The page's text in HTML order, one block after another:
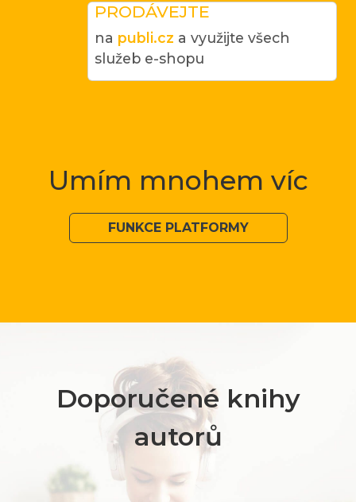
PRODÁVEJTE
na publi.cz a využijte všech
služeb e-shopu
Umím mnohem víc
FUNKCE PLATFORMY
Doporučené knihy
autorů